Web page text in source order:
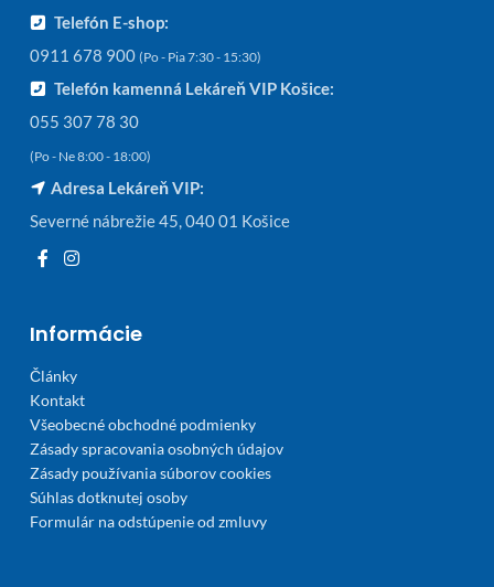
Telefón E-shop:
0911 678 900 (Po - Pia 7:30 - 15:30)
Telefón kamenná Lekáreň VIP Košice:
055 307 78 30
(Po - Ne 8:00 - 18:00)
Adresa Lekáreň VIP:
Severné nábrežie 45, 040 01 Košice
Informácie
Články
Kontakt
Všeobecné obchodné podmienky
Zásady spracovania osobných údajov
Zásady používania súborov cookies
Súhlas dotknutej osoby
Formulár na odstúpenie od zmluvy